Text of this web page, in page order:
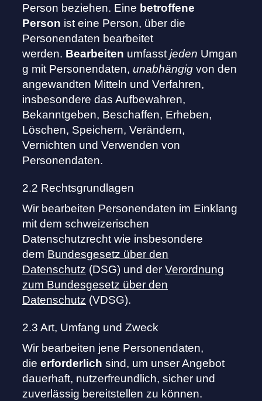
Person beziehen. Eine betroffene
Person ist eine Person, über die
Personendaten bearbeitet
werden. Bearbeiten umfasst jeden Umgan
g mit Personendaten, unabhängig von den
angewandten Mitteln und Verfahren,
insbesondere das Aufbewahren,
Bekanntgeben, Beschaffen, Erheben,
Löschen, Speichern, Verändern,
Vernichten und Verwenden von
Personendaten.
2.2 Rechtsgrundlagen
Wir bearbeiten Personendaten im Einklang
mit dem schweizerischen
Datenschutzrecht wie insbesondere
dem Bundesgesetz über den
Datenschutz (DSG) und der Verordnung
zum Bundesgesetz über den
Datenschutz (VDSG).
2.3 Art, Umfang und Zweck
Wir bearbeiten jene Personendaten,
die erforderlich sind, um unser Angebot
dauerhaft, nutzerfreundlich, sicher und
zuverlässig bereitstellen zu können.